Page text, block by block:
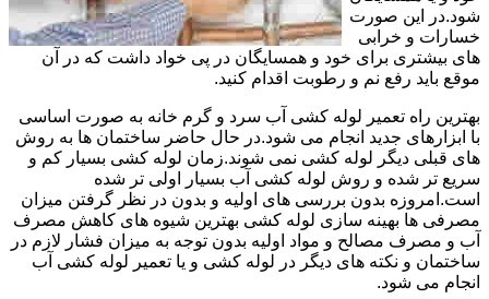
شود.در این صورت
خسارات و خرابی
های بیشتری برای خود و همسایگان در پی خواد داشت که در آن
موقع باید رفع نم و رطوبت اقدام کنید.
بهترین راه تعمیر لوله کشی آب سرد و گرم خانه به صورت اساسی
با ابزارهای جدید انجام می شود.در حال حاضر ساختمان ها به روش
های قبلی دیگر لوله کشی نمی شوند.زمان لوله کشی بسیار کم و
سریع تر شده و روش لوله کشی آب بسیار اولی تر شده
است.امروزه بدون بررسی های اولیه و بدون در نظر گرفتن میزان
مصرفی ها بهینه سازی لوله کشی بهترین شیوه های کاهش مصرف
آب و مصرف مصالح و مواد اولیه بدون توجه به میزان فشار لازم در
ساختمان و نکته های دیگر در لوله کشی و یا تعمیر لوله کشی آب
انجام می شود.